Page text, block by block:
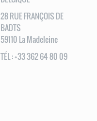
28RUEFRANÇOIS DE
BADTS
59110 La Madeleine
TÉL:+33 362 64 80 09